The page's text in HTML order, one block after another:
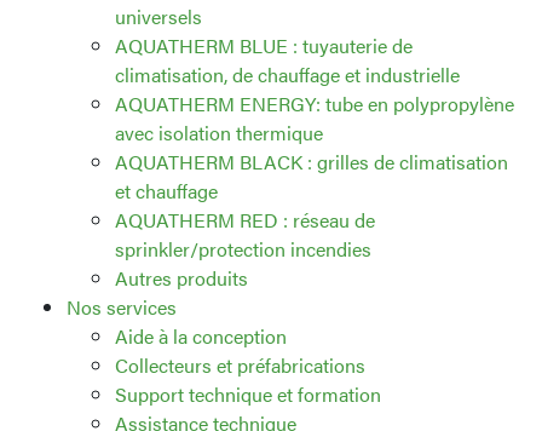
universels
AQUATHERM BLUE : tuyauterie de
climatisation, de chauffage et industrielle
AQUATHERM ENERGY: tube en polypropylène
avec isolation thermique
AQUATHERM BLACK : grilles de climatisation
et chauffage
AQUATHERM RED : réseau de
sprinkler/protection incendies
Autres produits
Nos services
Aide à la conception
Collecteurs et préfabrications
Support technique et formation
Assistance technique